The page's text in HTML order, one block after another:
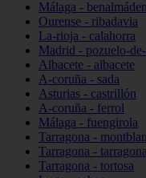
Málaga -
Ourense - ribadavia
La-rioja - calahorra
Madrid - pozuelo-
Albacete - albacete
A-coruña - sada
Asturias - castrillón
A-coruña - ferrol
Málaga - fuengirola
Tarragona -
Tarragona - tarragona
Tarragona - tortosa